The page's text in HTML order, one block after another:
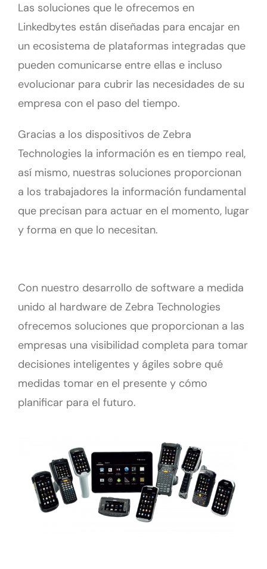
Las soluciones que le ofrecemos en
Linkedbytes están diseñadas para encajar en
un ecosistema de plataformas integradas que
pueden comunicarse entre ellas e incluso
evolucionar para cubrir las necesidades de su
empresa con el paso del tiempo.
Gracias a los dispositivos de Zebra
Technologies la información es en tiempo real,
así mismo, nuestras soluciones proporcionan
a los trabajadores la información fundamental
que precisan para actuar en el momento, lugar
y forma en que lo necesitan.
Con nuestro desarrollo de software a medida
unido al hardware de Zebra Technologies
ofrecemos soluciones que proporcionan a las
empresas una visibilidad completa para tomar
decisiones inteligentes y ágiles sobre qué
medidas tomar en el presente y cómo
planificar para el futuro.